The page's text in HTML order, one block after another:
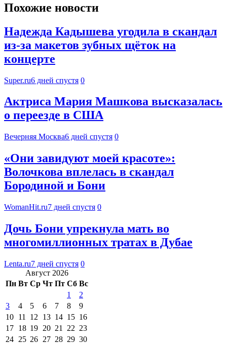
Похожие новости
Надежда Кадышева угодила в скандал
из-за макетов зубных щёток на
концерте
Super.ru6 дней спустя 0
Актриса Мария Машкова высказалась
о переезде в США
Вечерняя Москва6 дней спустя 0
«Они завидуют моей красоте»:
Волочкова вплелась в скандал
Бородиной и Бони
WomanHit.ru7 дней спустя 0
Дочь Бони упрекнула мать во
многомиллионных тратах в Дубае
Lenta.ru7 дней спустя 0
Август 2026
Пн Вт Ср Чт Пт Сб Вс
1
2
3
4 5 6 7 8
9
10 11 12 13 14 15 16
17 18 19 20 21 22 23
24 25 26 27 28 29 30